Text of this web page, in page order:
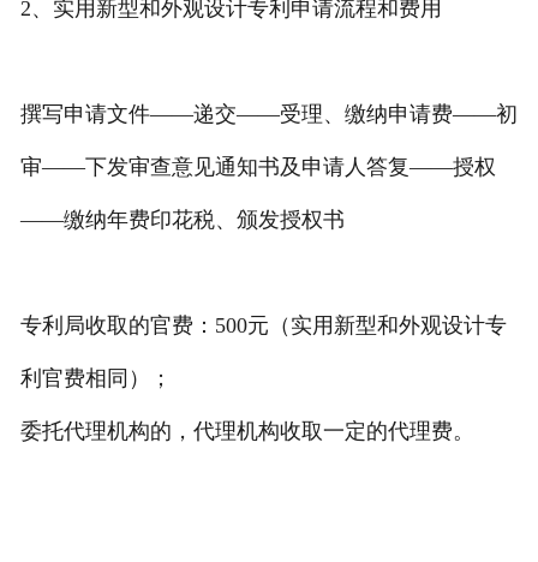
2、实用新型和外观设计专利申请流程和费用
撰写申请文件——递交——受理、缴纳申请费——初
审——下发审查意见通知书及申请人答复——授权
——缴纳年费印花税、颁发授权书
专利局收取的官费：500元（实用新型和外观设计专
利官费相同）；
委托代理机构的，代理机构收取一定的代理费。